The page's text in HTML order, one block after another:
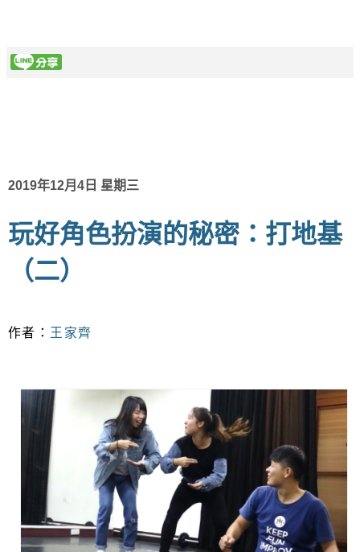
2019年12月4日 星期三
玩好角色扮演的秘密：打地基
（二）
作者： 王家齊